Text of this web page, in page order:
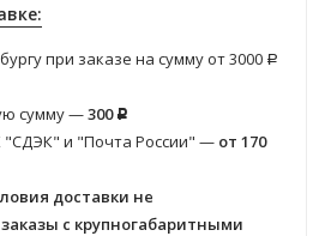
при заказе на сумму от 3000 Р
сумму —300 Р
"СДЭК" и "Почта России" — от 170
доставки не
с крупногабаритными